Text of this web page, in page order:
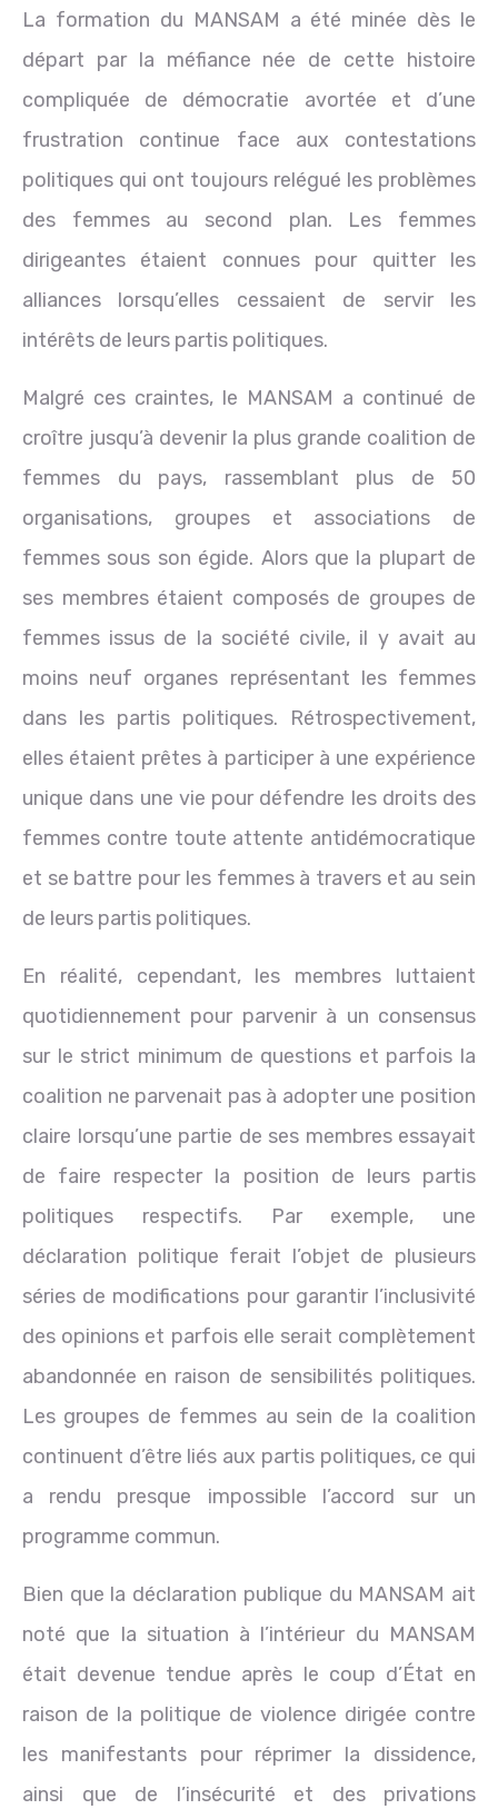
La formation du MANSAM a été minée dès le
départ par la méfiance née de cette histoire
compliquée de démocratie avortée et d’une
frustration continue face aux contestations
politiques qui ont toujours relégué les problèmes
des femmes au second plan. Les femmes
dirigeantes étaient connues pour quitter les
alliances lorsqu’elles cessaient de servir les
intérêts de leurs partis politiques.
Malgré ces craintes, le MANSAM a continué de
croître jusqu’à devenir la plus grande coalition de
femmes du pays, rassemblant plus de 50
organisations, groupes et associations de
femmes sous son égide. Alors que la plupart de
ses membres étaient composés de groupes de
femmes issus de la société civile, il y avait au
moins neuf organes représentant les femmes
dans les partis politiques. Rétrospectivement,
elles étaient prêtes à participer à une expérience
unique dans une vie pour défendre les droits des
femmes contre toute attente antidémocratique
et se battre pour les femmes à travers et au sein
de leurs partis politiques.
En réalité, cependant, les membres luttaient
quotidiennement pour parvenir à un consensus
sur le strict minimum de questions et parfois la
coalition ne parvenait pas à adopter une position
claire lorsqu’une partie de ses membres essayait
de faire respecter la position de leurs partis
politiques respectifs. Par exemple, une
déclaration politique ferait l’objet de plusieurs
séries de modifications pour garantir l’inclusivité
des opinions et parfois elle serait complètement
abandonnée en raison de sensibilités politiques.
Les groupes de femmes au sein de la coalition
continuent d’être liés aux partis politiques, ce qui
a rendu presque impossible l’accord sur un
programme commun.
Bien que la déclaration publique du MANSAM ait
noté que la situation à l’intérieur du MANSAM
était devenue tendue après le coup d’État en
raison de la politique de violence dirigée contre
les manifestants pour réprimer la dissidence,
ainsi que de l’insécurité et des privations